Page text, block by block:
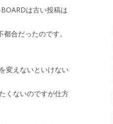
は古い投稿は
合だったのです。
変えないといけない
くないのですが仕方